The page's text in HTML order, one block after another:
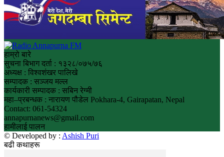
हाम्रो बारे
सुचना बिभाग दर्ता : १३२८/०७५/७६
अध्यक्ष : विश्वशंखर पालिखे
सम्पादक : सञ्जय मल्ल
कार्यकारी सम्पादक : सबिन रेग्मी
महा–प्रबन्धक : नारायण पौडेल Pokhara-4, Gairapatan, Nepal
Contact: 061-54324
annapurnanews@gmail.com
हामीलाई पालन
© Developed by : Ashish Puri
बढी कथाहरू